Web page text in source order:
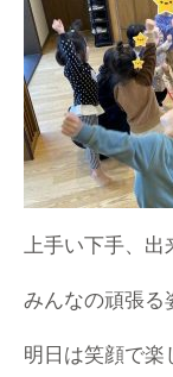
上手い下手、出
みんなの頑張る
明日は笑顔で楽